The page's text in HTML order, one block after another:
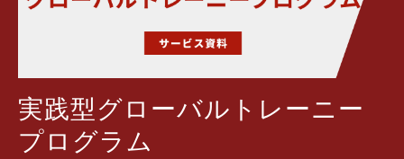
実践型グローバルトレーニー
プログラム